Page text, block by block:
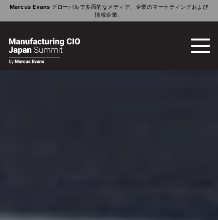
Marcus Evans グローバルで多面的なメディア、企業のマーケティングおよび
情報企業。